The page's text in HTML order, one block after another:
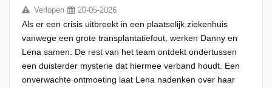
Verlopen 20-05-2026
Als er een crisis uitbreekt in een plaatselijk ziekenhuis
vanwege een grote transplantatiefout, werken Danny en
Lena samen. De rest van het team ontdekt ondertussen
een duisterder mysterie dat hiermee verband houdt. Een
onverwachte ontmoeting laat Lena nadenken over haar